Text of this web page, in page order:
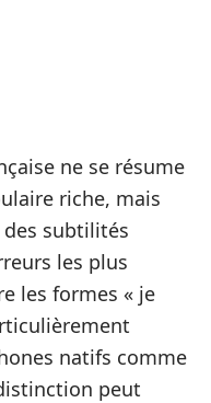
ne se résume
riche, mais
subtilités
les plus
les formes « je
natifs comme
peut